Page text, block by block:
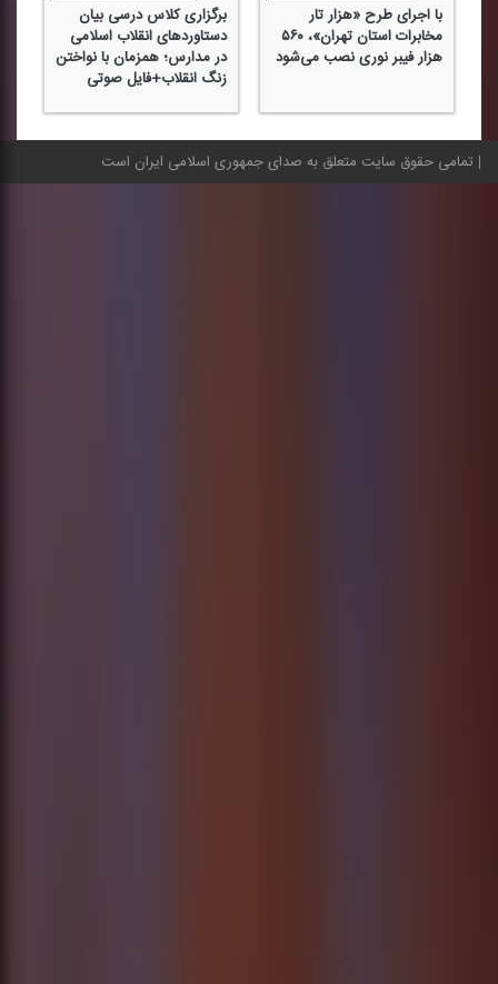
با اجرای طرح «هزار تار
مخابرات استان تهران»، ۵۶۰
هزار فیبر نوری نصب می‌شود
برگزاری كلاس درسی بیان
دستاوردهای انقلاب اسلامی
در مدارس؛ همزمان با نواختن
زنگ انقلاب+فایل صوتی
تمامی حقوق سایت متعلق به صدای جمهوری اسلامی ایران است